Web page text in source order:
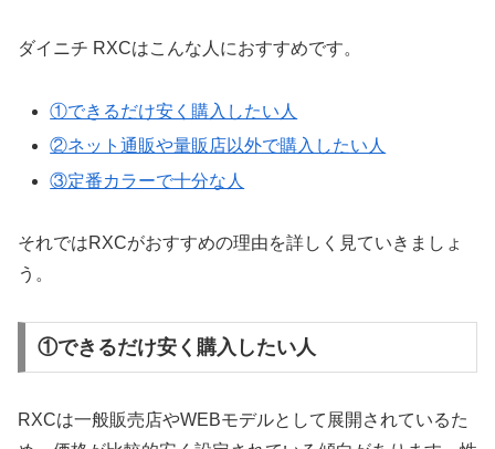
ダイニチ RXCはこんな人におすすめです。
①できるだけ安く購入したい人
②ネット通販や量販店以外で購入したい人
③定番カラーで十分な人
それではRXCがおすすめの理由を詳しく見ていきましょ
う。
①できるだけ安く購入したい人
RXCは一般販売店やWEBモデルとして展開されているた